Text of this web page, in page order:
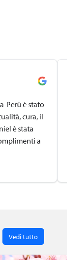
Perù è stato
cura, il
è stata
a
Vedi tutto